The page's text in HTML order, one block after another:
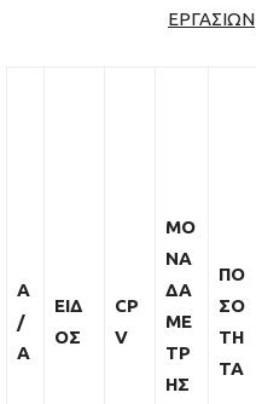
ΕΡΓΑΣΙΩΝ
Α
/
Α
ΕΙΔ
ΟΣ
CP
V
ΜΟ
ΝΑ
ΔΑ
ΜΕ
ΤΡ
ΗΣ
ΠΟ
ΣΟ
ΤΗ
ΤΑ